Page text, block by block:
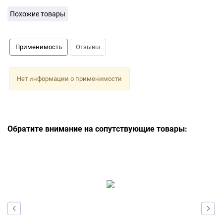
Похожие товары
Применимость Отзывы
Нет информации о применимости
Обратите внимание на сопутствующие товары: